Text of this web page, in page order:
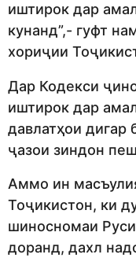
иштирок дар
кунанд”,- гуфт
хориҷии
Дар Кодекси
иштирок дар
давлатҳои дигар
ҷазои зиндон
Аммо ин
Тоҷикистон, ки
шиносномаи
доранд, дахл